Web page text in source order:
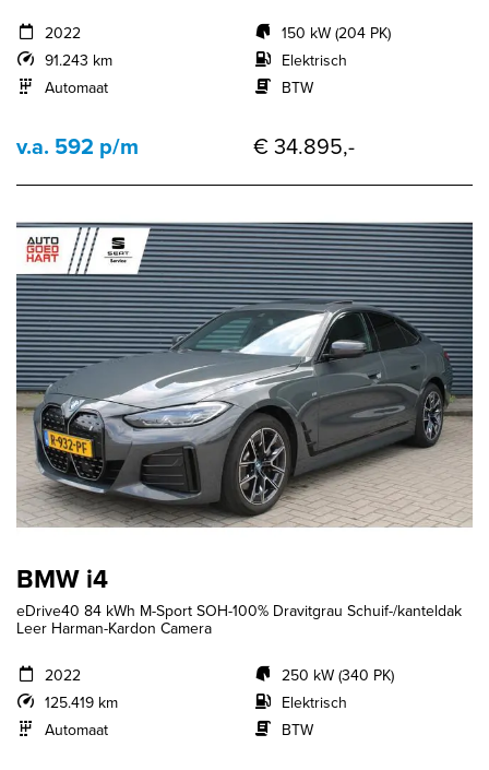
2022
91.243 km
Automaat
150 kW (204 PK)
Elektrisch
BTW
v.a. 592 p/m € 34.895,-
BMW i4
eDrive40 84 kWh M-Sport SOH-100% Dravitgrau Schuif-/kanteldak
Leer Harman-Kardon Camera
2022
125.419 km
Automaat
250 kW (340 PK)
Elektrisch
BTW